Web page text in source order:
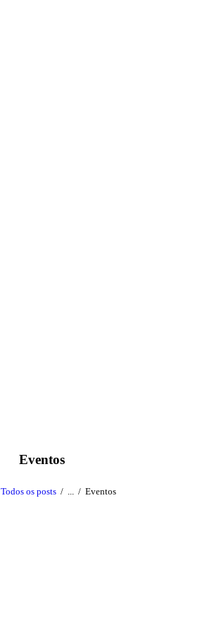
Eventos
Todos os posts Eventos